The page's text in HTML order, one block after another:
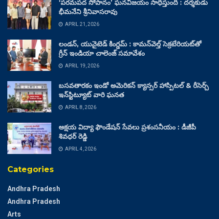
‘పరమపద సోపానం’ ఘనవిజయం సాధిస్తుంది : దర్శకుడు
భీమనేని శ్రీనివాసరావు
APRIL 21, 2026
లండన్, యునైటెడ్ కింగ్డమ్ : కామన్‌వెల్త్ సెక్రటేరియట్‌తో
గ్రీన్ ఇండియా చాలెంజ్ సమావేశం
APRIL 19, 2026
బసవతారకం ఇండో అమెరికన్ క్యాన్సర్ హాస్పిటల్ & రీసెర్చ్
ఇన్‌స్టిట్యూట్ వారి ఘనత
APRIL 8, 2026
అక్షయ విద్యా ఫౌండేషన్ సేవలు ప్రశంసనీయం : డీజీపీ
శివధర్ రెడ్డి
APRIL 4, 2026
Categories
Andhra Pradesh
Andhra Pradesh
Arts